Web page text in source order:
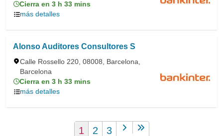
Cierra en 3 h 33 mins
más detalles
Alonso Auditores Consultores S
Calle Rossello 220, 08008, Barcelona,
Barcelona
Cierra en 3 h 33 mins
más detalles
1 2 3